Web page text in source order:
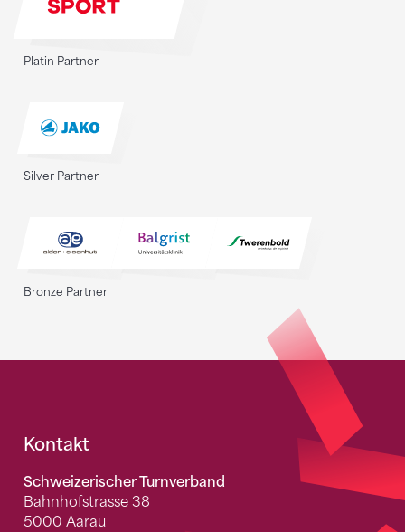
Platin Partner
Silver Partner
Bronze Partner
Fusszeile
Kontakt
Schweizerischer Turnverband
Bahnhofstrasse 38
5000 Aarau